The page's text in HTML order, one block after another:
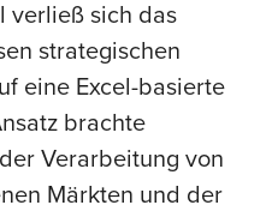
verließ sich das
strategischen
eine Excel-basierte
brachte
Verarbeitung von
Märkten und der